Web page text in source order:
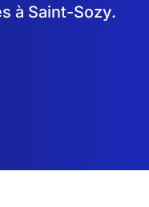
à Saint-Sozy.